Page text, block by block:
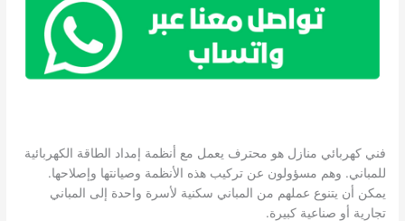
فني كهربائي منازل هو محترف يعمل مع أنظمة إمداد الطاقة الكهربائية
للمباني. وهم مسؤولون عن تركيب هذه الأنظمة وصيانتها وإصلاحها.
يمكن أن يتنوع عملهم من المباني سكنية لأسرة واحدة إلى المباني
تجارية أو صناعية كبيرة.